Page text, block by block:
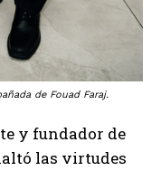
de Fouad Faraj.
y fundador de
las virtudes